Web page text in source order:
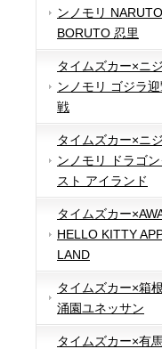
ンノモリ
BORUTO 忍里
タイムズカー×ニ
ンノモリ ゴジラ
戦
タイムズカー×ニ
ンノモリ ドラゴ
スト アイランド
タイムズカー
HELLO KITTY
LAND
タイムズカー×箱
涌園ユネッサン
タイムズカー×有